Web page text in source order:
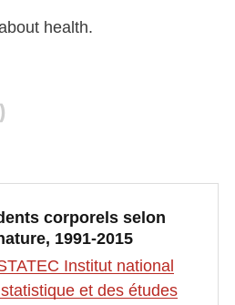
health.
corporels selon
1991-2015
Institut national
et des études